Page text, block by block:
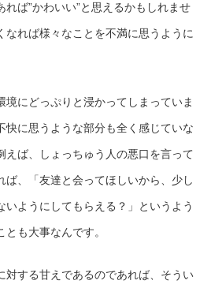
ば”かわいい”と思えるかもしれませ
なれば様々なことを不満に思うように
境にどっぷりと浸かってしまっていま
快に思うような部分も全く感じていな
えば、しょっちゅう人の悪口を言って
ば、「友達と会ってほしいから、少し
いようにしてもらえる？」というよう
も大事なんです。
対する甘えであるのであれば、そうい